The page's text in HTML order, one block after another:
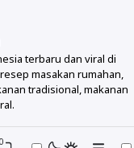
terbaru dan viral di
masakan rumahan,
tradisional, makanan
0